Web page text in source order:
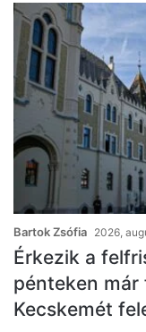
Bartok Zsófia 2026,
Érkezik a
pénteken már
Kecskemét